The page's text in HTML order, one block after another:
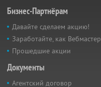
Бизнес-Партнёрам
Давайте сделаем акцию!
Заработайте, как Вебмастер
Прошедшие акции
Документы
Агентский договор